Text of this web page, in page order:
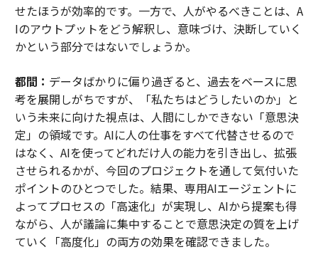
せたほうが効率的です。一方で、人がやるべきことは、A
Iのアウトプットをどう解釈し、意味づけ、決断していく
かという部分ではないでしょうか。
都間： データばかりに偏り過ぎると、過去をベースに思
考を展開しがちですが、「私たちはどうしたいのか」と
いう未来に向けた視点は、人間にしかできない「意思決
定」の領域です。AIに人の仕事をすべて代替させるので
はなく、AIを使ってどれだけ人の能力を引き出し、拡張
させられるかが、今回のプロジェクトを通して気付いた
ポイントのひとつでした。結果、専用AIエージェントに
よってプロセスの「高速化」が実現し、AIから提案も得
ながら、人が議論に集中することで意思決定の質を上げ
ていく「高度化」の両方の効果を確認できました。